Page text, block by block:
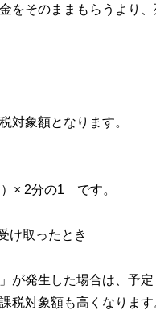
をそのままもらうより
対象額となります。
× 2分の1 です。
け取ったとき
が発生した場合は、予
税対象額も高くなります